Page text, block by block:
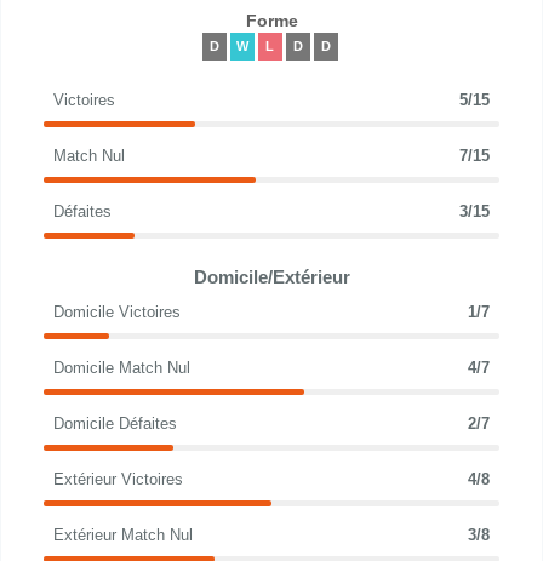
Forme
D W L D D
Victoires 5/15
Match Nul 7/15
Défaites 3/15
Domicile/Extérieur
Domicile Victoires 1/7
Domicile Match Nul 4/7
Domicile Défaites 2/7
Extérieur Victoires 4/8
Extérieur Match Nul 3/8